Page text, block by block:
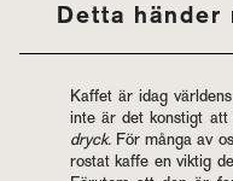
Detta
Kaf­fet är idag
inte är det kons­tigt
dryck. För många av
rostat kaffe en vik­tig